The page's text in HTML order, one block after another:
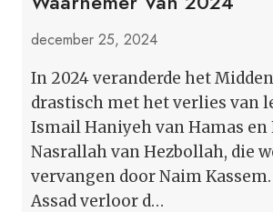
december 25, 2024
In 2024 veranderde het
drastisch met het verlies van
Ismail Haniyeh van Hamas en
Nasrallah van Hezbollah, die
vervangen door Naim
Assad verloor d…